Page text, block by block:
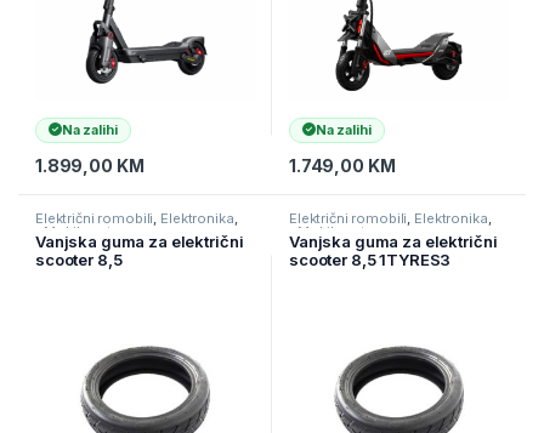
Na zalihi
1.899,00 KM
Na zalihi
1.749,00 KM
Električni romobili, Elektronika,
eMobilnost
Vanjska guma za električni
scooter 8,5
Električni romobili, Elektronika,
eMobilnost
Vanjska guma za električni
scooter 8,5 1TYRES3